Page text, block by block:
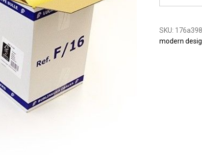
SKU:
modern